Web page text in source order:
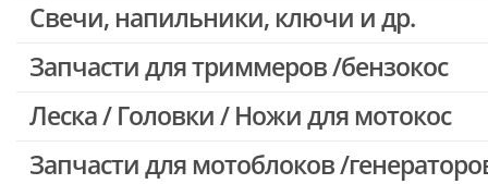
Запчасти для бензопил Oleo-mac, Echo и др.
Свечи, напильники, ключи и др.
Запчасти для триммеров /бензокос
Запчасти для Китайских триммеров
Леска / Головки / Ножи для мотокос
Запчасти для мотоблоков /